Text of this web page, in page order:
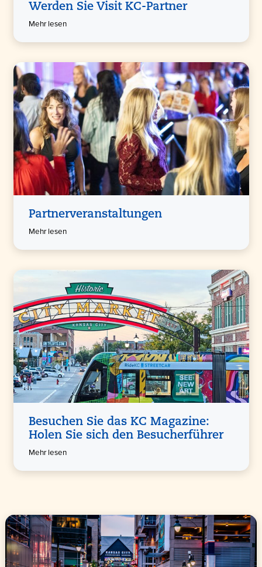
Werden Sie Visit KC-Partner
Mehr lesen
Partnerveranstaltungen
Mehr lesen
Besuchen Sie das KC Magazine:
Holen Sie sich den Besucherführer
Mehr lesen